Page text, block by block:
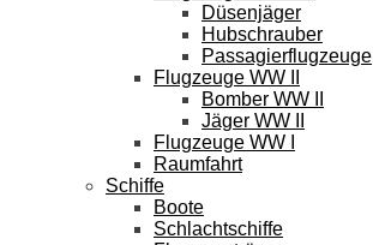
Düsenjäger
Hubschrauber
Passagierflugzeuge
Flugzeuge WW II
Bomber WW II
Jäger WW II
Flugzeuge WW I
Raumfahrt
Schiffe
Boote
Schlachtschiffe